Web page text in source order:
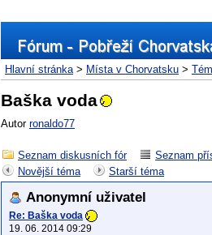
Hlavní stránka> Místa v Chorvatsku >
Baška voda
Autor ronaldo77
Seznam diskusních fór Seznam
Novější téma Starší téma
Anonymní uživatel
Re: Baška voda
19. 06. 2014 09:29